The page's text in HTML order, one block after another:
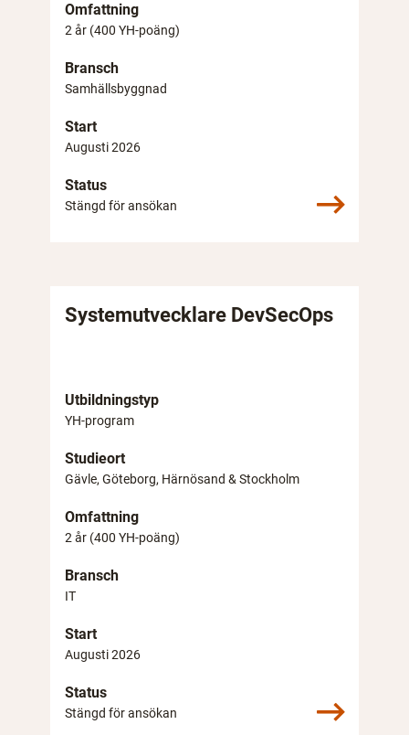
Omfattning
2 år (400 YH-poäng)
Bransch
Samhällsbyggnad
Start
Augusti 2026
Status
Stängd för ansökan
Systemutvecklare DevSecOps
Utbildningstyp
YH-program
Studieort
Gävle, Göteborg, Härnösand & Stockholm
Omfattning
2 år (400 YH-poäng)
Bransch
IT
Start
Augusti 2026
Status
Stängd för ansökan